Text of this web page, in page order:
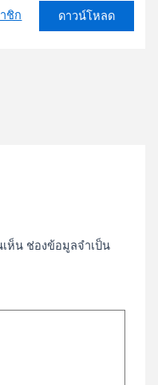
ชิก
ดาวน์โหลด
ห็น ช่องข้อมูลจำเป็น